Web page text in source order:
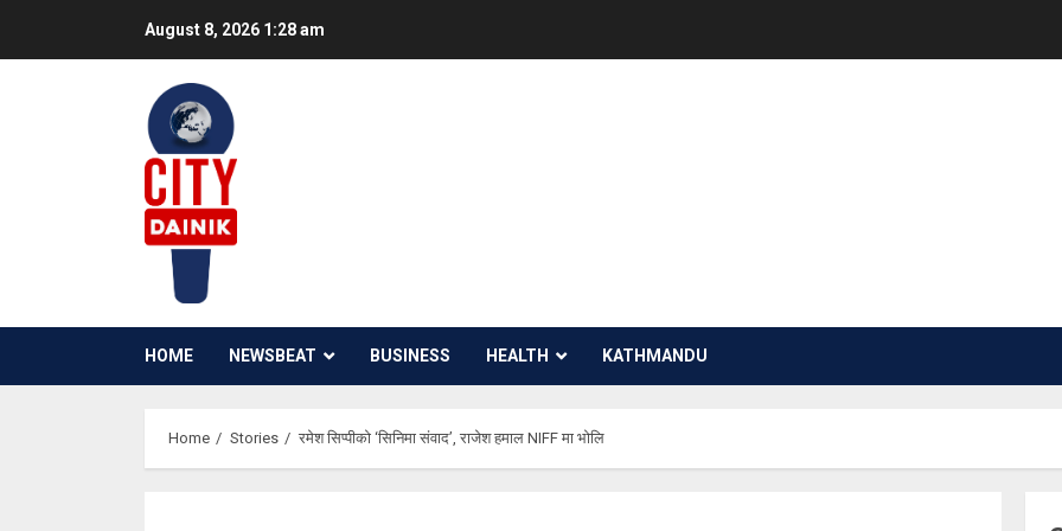
August 8, 2026 1:28 am
HOME NEWSBEAT BUSINESS HEALTH KATHMANDU
Home Stories रमेश सिप्पीको ‘सिनिमा संवाद’, राजेश हमाल NIFF मा भोलि